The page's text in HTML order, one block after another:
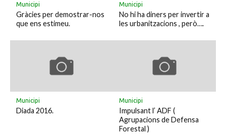
Municipi
Gràcies per demostrar-nos
que ens estimeu.
Municipi
No hi ha diners per invertir a
les urbanitzacions , però….
Municipi
Diada 2016.
Municipi
Impulsant l’ ADF (
Agrupacions de Defensa
Forestal )